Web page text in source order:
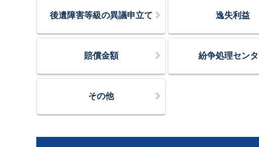
後遺障害等級の異議申立て 逸失利益
賠償金額 紛争処理セン
その他